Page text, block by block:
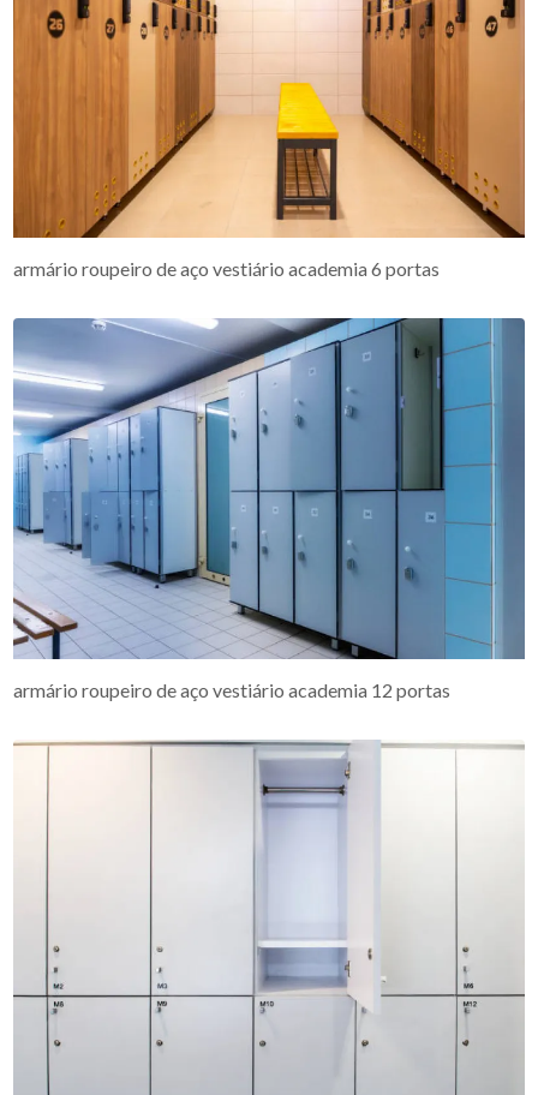
armário roupeiro de aço vestiário academia 6 portas
armário roupeiro de aço vestiário academia 12 portas